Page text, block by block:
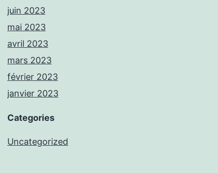
juin 2023
mai 2023
avril 2023
mars 2023
février 2023
janvier 2023
Categories
Uncategorized